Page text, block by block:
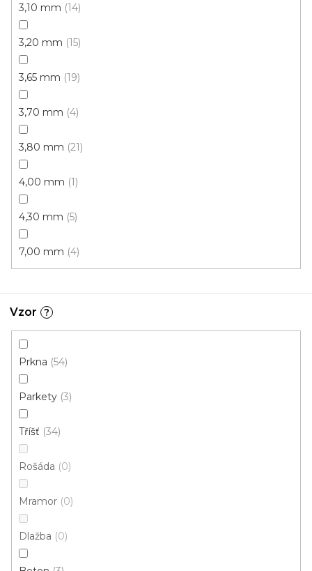
3,10 mm 14
3,20 mm 15
3,65 mm 19
3,70 mm 4
3,80 mm 21
4,00 mm 1
4,30 mm 5
7,00 mm 4
Vzor ?
Prkna 54
Parkety 3
Tříšť 34
Rošáda 0
Mramor 0
Dlažba 0
PVC podlaha FLOORTEX Helsinky 582
Skladem externě, odesíláme do 2-3 dnů
4 m